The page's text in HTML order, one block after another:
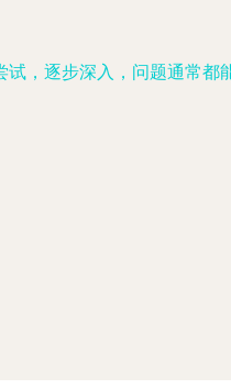
，逐步深入，问题通常都